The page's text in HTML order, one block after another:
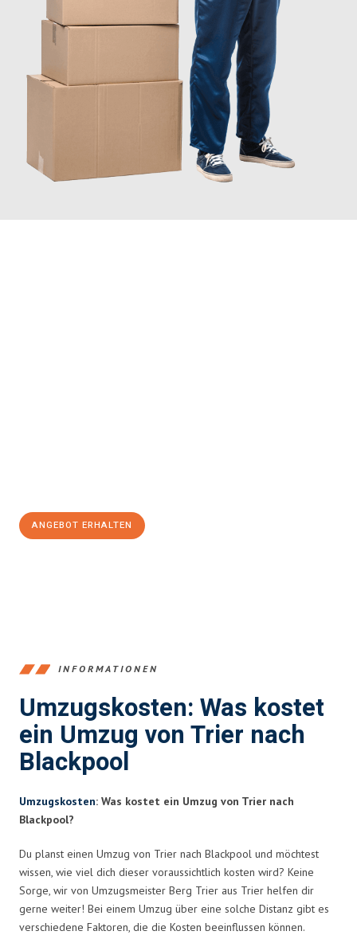
ANGEBOT ERHALTEN
INFORMATIONEN
Umzugskosten: Was kostet
ein Umzug von Trier nach
Blackpool
Umzugskosten: Was kostet ein Umzug von Trier nach
Blackpool?
Du planst einen Umzug von Trier nach Blackpool und möchtest
wissen, wie viel dich dieser voraussichtlich kosten wird? Keine
Sorge, wir von Umzugsmeister Berg Trier aus Trier helfen dir
gerne weiter! Bei einem Umzug über eine solche Distanz gibt es
verschiedene Faktoren, die die Kosten beeinflussen können.